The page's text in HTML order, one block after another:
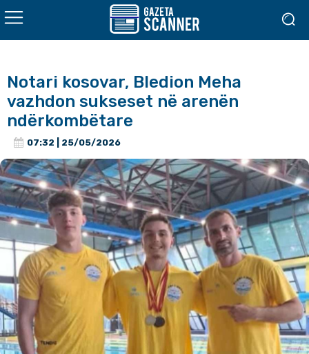
Notari kosovar, Bledion Meha
vazhdon sukseset në arenën
ndërkombëtare
07:32 | 25/05/2026